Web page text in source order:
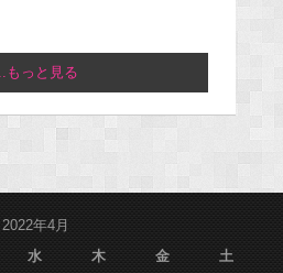
...もっと見る
2022年4月
水 木 金 土